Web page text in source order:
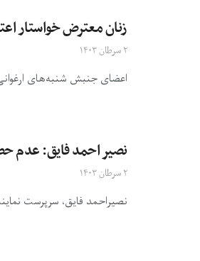
زنان معترض خواستار
۲ سرطان ۱۴۰۳
اعضای جنبش‌ شنبه‌های
نصیر احمد فایق: عدم
۲ سرطان ۱۴۰۳
نصیراحمد فایق، سرپرست